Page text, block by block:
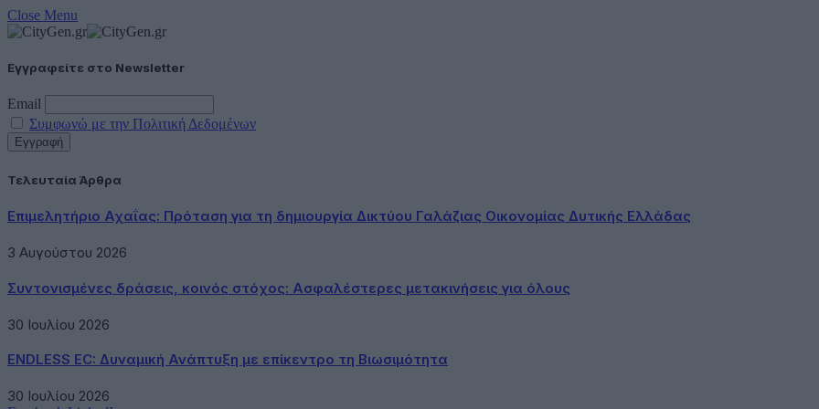
Close Menu
Εγγραφείτε στο Newsletter
Email
Συμφωνώ με την Πολιτική Δεδομένων
Τελευταία Άρθρα
Επιμελητήριο Αχαΐας: Πρόταση για τη δημιουργία Δικτύου Γαλάζιας Οικονομίας Δυτικής Ελλάδας
3 Αυγούστου 2026
Συντονισμένες δράσεις, κοινός στόχος: Ασφαλέστερες μετακινήσεις για όλους
30 Ιουλίου 2026
ENDLESS EC: Δυναμική Ανάπτυξη με επίκεντρο τη Βιωσιμότητα
30 Ιουλίου 2026